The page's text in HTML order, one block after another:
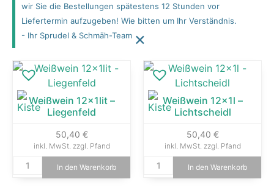
wir Sie die Bestellungen spätestens 12 Stunden vor
Liefertermin aufzugeben! Wie bitten um Ihr Verständnis.
- Ihr Sprudel & Schmäh-Team ×
Weißwein 12x1lit –
Liegenfeld
50,40 €
inkl. MwSt. zzgl. Pfand
In den Warenkorb
Weißwein 12x1l –
Lichtscheidl
50,40 €
inkl. MwSt. zzgl. Pfand
In den Warenkorb